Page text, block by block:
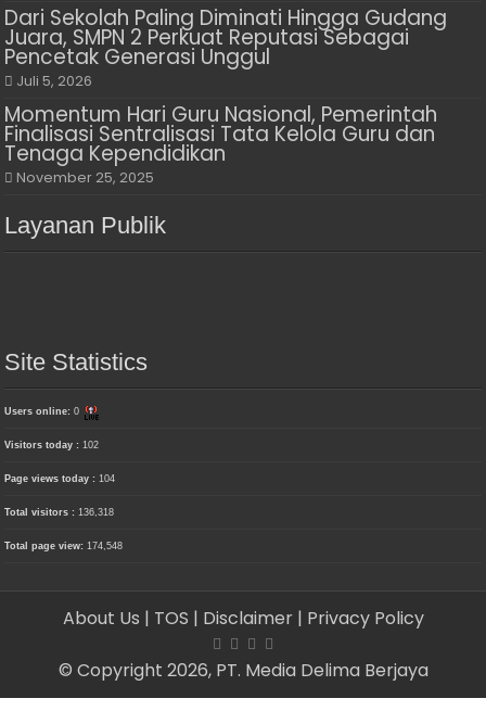
Dari Sekolah Paling Diminati Hingga Gudang
Juara, SMPN 2 Perkuat Reputasi Sebagai
Pencetak Generasi Unggul
Juli 5, 2026
Momentum Hari Guru Nasional, Pemerintah
Finalisasi Sentralisasi Tata Kelola Guru dan
Tenaga Kependidikan
November 25, 2025
Layanan Publik
Site Statistics
Users online:0
Visitors today :102
Page views today :104
Total visitors :136,318
Total page view:174,548
About Us | TOS | Disclaimer | Privacy Policy
© Copyright 2026, PT. Media Delima Berjaya